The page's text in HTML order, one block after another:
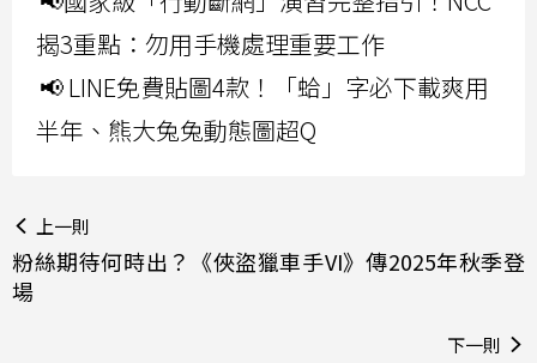
揭3重點：勿用手機處理重要工作
📢 LINE免費貼圖4款！「蛤」字必下載爽用
半年、熊大兔兔動態圖超Q
上一則
粉絲期待何時出？《俠盜獵車手VI》傳2025年秋季登
場
下一則